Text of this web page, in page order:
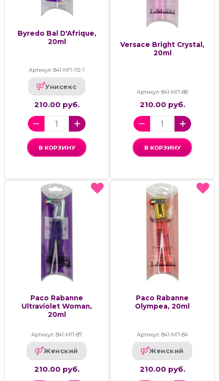
Byredo Bal D'Afrique,
20ml
Артикул: 841-МП-112-1
Унисекс
210.00 руб.
В КОРЗИНУ
Versace Bright Crystal,
20ml
Артикул: 841-МП-88
210.00 руб.
В КОРЗИНУ
Paco Rabanne
Ultraviolet Woman,
20ml
Артикул: 841-МП-87
Женский
210.00 руб.
Paco Rabanne
Olympea, 20ml
Артикул: 841-МП-84
Женский
210.00 руб.